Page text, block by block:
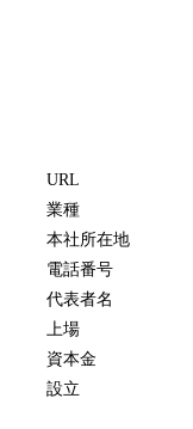
URL
業種
本社所在地
電話番号
代表者名
上場
資本金
設立